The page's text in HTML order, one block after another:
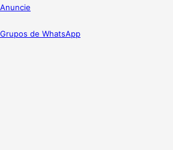
Anuncie
Grupos de WhatsApp